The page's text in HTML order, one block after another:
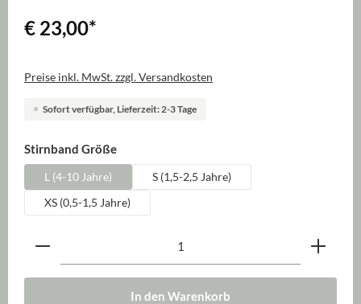
€ 23,00*
Preise inkl. MwSt. zzgl. Versandkosten
Sofort verfügbar, Lieferzeit: 2-3 Tage
Stirnband Größeauswählen
L (4-10 Jahre)
S (1,5-2,5 Jahre)
XS (0,5-1,5 Jahre)
Produkt Anzahl: Gib den gewünschten Wert ein
In den Warenkorb